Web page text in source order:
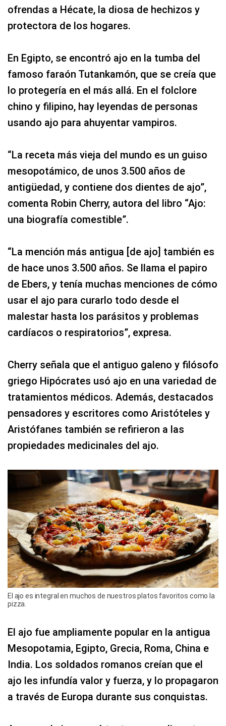
ofrendas a Hécate, la diosa de hechizos y
protectora de los hogares.
En Egipto, se encontró ajo en la tumba del
famoso faraón Tutankamón, que se creía que
lo protegería en el más allá. En el folclore
chino y filipino, hay leyendas de personas
usando ajo para ahuyentar vampiros.
“La receta más vieja del mundo es un guiso
mesopotámico, de unos 3.500 años de
antigüedad, y contiene dos dientes de ajo”,
comenta Robin Cherry, autora del libro “Ajo:
una biografía comestible”.
“La mención más antigua [de ajo] también es
de hace unos 3.500 años. Se llama el papiro
de Ebers, y tenía muchas menciones de cómo
usar el ajo para curarlo todo desde el
malestar hasta los parásitos y problemas
cardíacos o respiratorios”, expresa.
Cherry señala que el antiguo galeno y filósofo
griego Hipócrates usó ajo en una variedad de
tratamientos médicos. Además, destacados
pensadores y escritores como Aristóteles y
Aristófanes también se refirieron a las
propiedades medicinales del ajo.
El ajo es integral en muchos de nuestros platos favoritos como la
pizza.
El ajo fue ampliamente popular en la antigua
Mesopotamia, Egipto, Grecia, Roma, China e
India. Los soldados romanos creían que el
ajo les infundía valor y fuerza, y lo propagaron
a través de Europa durante sus conquistas.